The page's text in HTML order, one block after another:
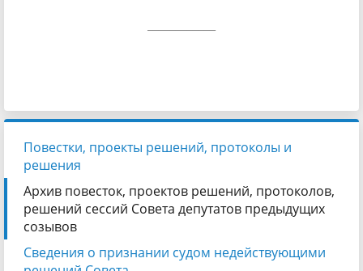
Повестки, проекты решений, протоколы и
решения
Архив повесток, проектов решений, протоколов,
решений сессий Совета депутатов предыдущих
созывов
Сведения о признании судом недействующими